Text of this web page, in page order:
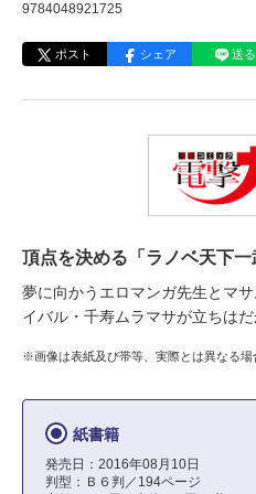
9784048921725
ポスト シェア 送る
頂点を決める「ラノベ天下一
夢に向かうエロマンガ先生とマ
イバル・千寿ムラマサが立ちは
※画像は表紙及び帯等、実際とは異なる場
紙書籍
発売日：2016年08月10日
判型：Ｂ６判／194ページ